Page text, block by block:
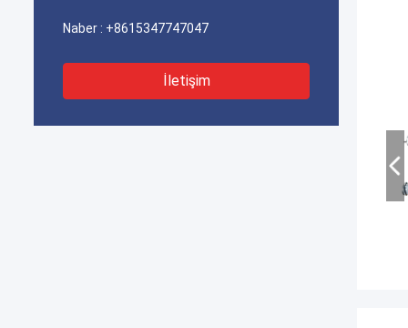
Naber : +8615347747047
İletişim